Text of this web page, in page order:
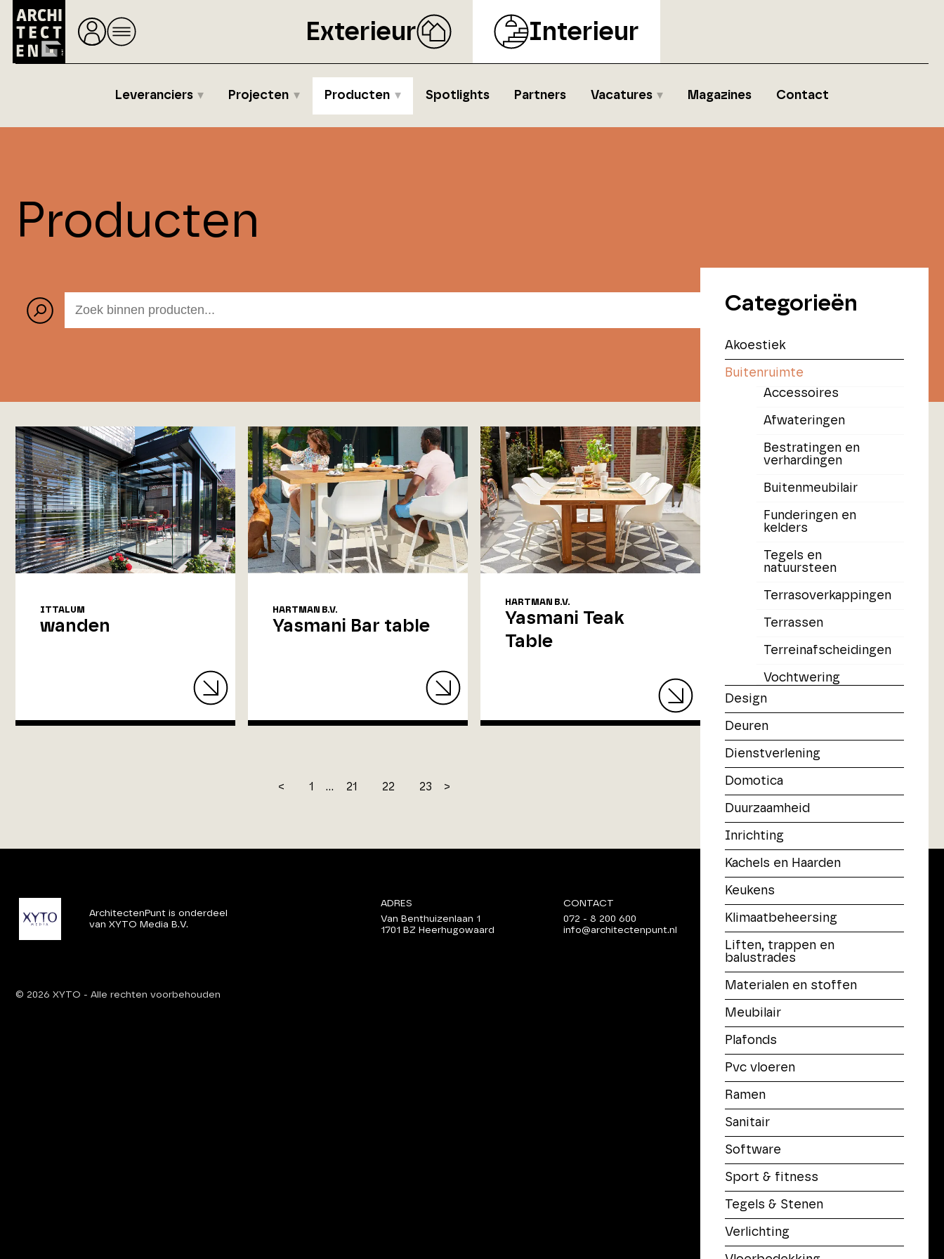
Exterieur Interieur
Leveranciers Projecten Producten Spotlights Partners Vacatures Magazines Contact
Producten
Categorieën
Akoestiek
Buitenruimte
Accessoires
Afwateringen
Bestratingen en
verhardingen
Buitenmeubilair
Funderingen en
kelders
Tegels en
natuursteen
Terrasoverkappingen
Terrassen
Terreinafscheidingen
Vochtwering
Design
Deuren
Dienstverlening
Domotica
Duurzaamheid
Inrichting
Kachels en Haarden
Keukens
Klimaatbeheersing
Liften, trappen en
balustrades
Materialen en stoffen
Meubilair
Plafonds
Pvc vloeren
Ramen
Sanitair
Software
Sport & fitness
Tegels & Stenen
Verlichting
ITTALUM
wanden
HARTMAN B.V.
Yasmani Bar table
HARTMAN B.V.
Yasmani Teak
Table
< 1 ... 21 22 23 >
ArchitectenPunt is onderdeel
van XYTO Media B.V.
ADRES
Van Benthuizenlaan 1
1701 BZ Heerhugowaard
CONTACT
072 - 8 200 600
info@architectenpunt.nl
© 2026 XYTO - Alle rechten voorbehouden